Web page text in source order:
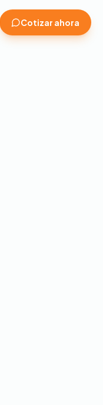
Cotizar ahora